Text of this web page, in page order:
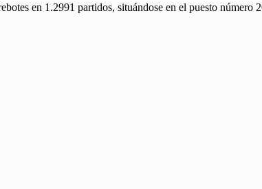
en 1.2991 partidos, situándose en el puesto número